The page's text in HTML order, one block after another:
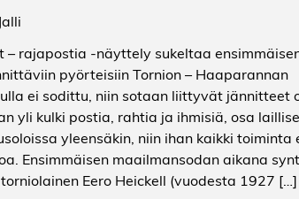
– rajapostia -näyttely sukeltaa
pyörteisiin Tornion – Haaparannan
ei sodittu, niin sotaan liittyvät jännitteet
yli kulki postia, rahtia ja ihmisiä, osa
yleensäkin, niin ihan kaikki toiminta
Ensimmäisen maailmansodan aikana
Eero Heickell (vuodesta 1927 […]